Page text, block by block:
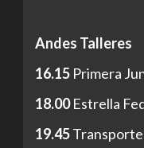
Andes Talleres
16.15Primera
18.00Estrella
19.45Transporte